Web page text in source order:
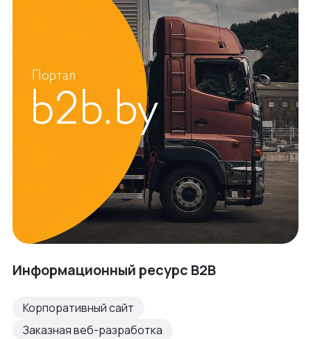
Информационный ресурс B2B
Корпоративный сайт
Заказная веб-разработка